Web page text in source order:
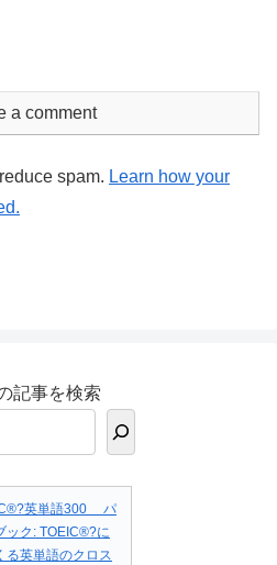
a comment
spam. Learn how your
記事を検索
英単語300 パ
ック: TOEIC®?に
る英単語のクロス